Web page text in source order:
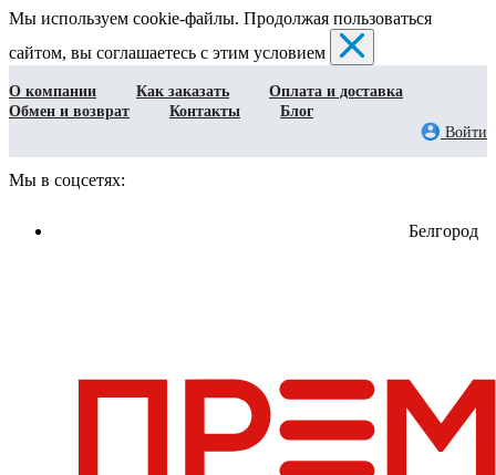
Мы используем cookie-файлы. Продолжая пользоваться
сайтом, вы соглашаетесь с этим условием
О компании Как заказать
Оплата и доставка
Обмен и возврат
Контакты
Блог
Войти
Мы в соцсетях:
Белгород